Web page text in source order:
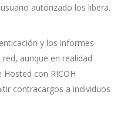
autorizado los libera.
y los informes
aunque en realidad
con RICOH
contracargos a individuos